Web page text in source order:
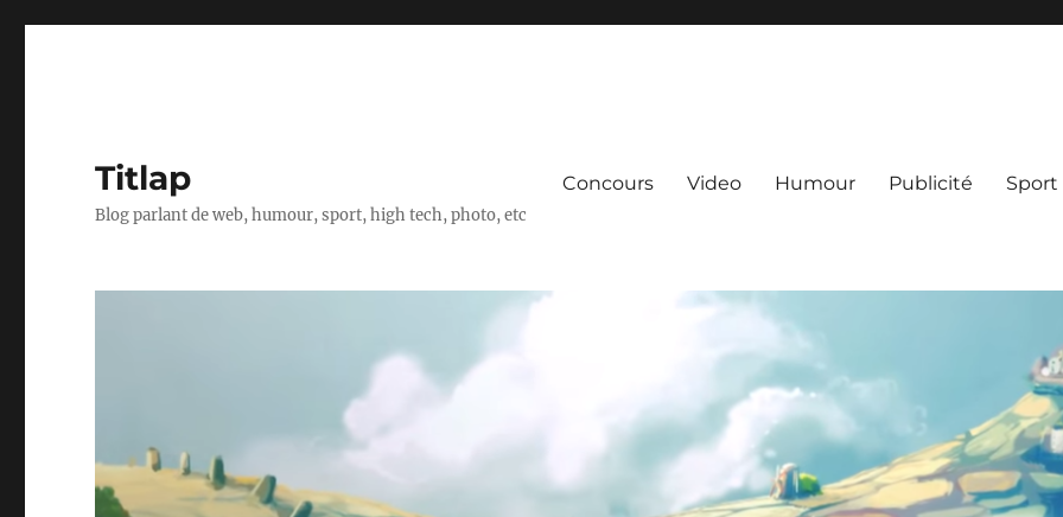
Titlap
Blog parlant de web, humour, sport, high tech, photo, etc
Concours Video Humour Publicité Sport